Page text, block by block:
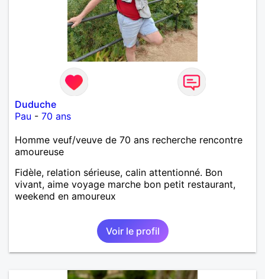
Duduche
Pau - 70 ans
Homme veuf/veuve de 70 ans recherche rencontre
amoureuse
Fidèle, relation sérieuse, calin attentionné. Bon
vivant, aime voyage marche bon petit restaurant,
weekend en amoureux
Voir le profil